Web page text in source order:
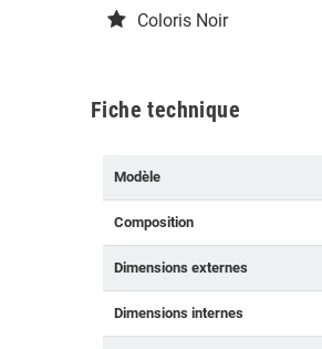
Coloris Noir
Fiche technique
Modèle
Composition
Dimensions externes
Dimensions internes